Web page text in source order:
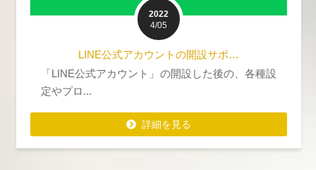
2022
4/05
LINE公式アカウントの開設サポ…
「LINE公式アカウント」の開設した後の、各種設
定やプロ...
詳細を見る
詳細を見る